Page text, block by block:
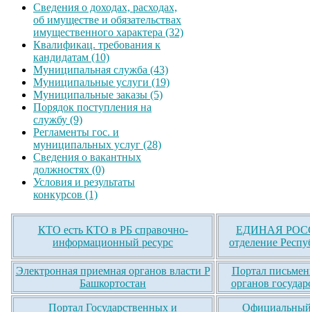
Сведения о доходах, расходах,
об имуществе и обязательствах
имущественного характера (32)
Квалификац. требования к
кандидатам (10)
Муниципальная служба (43)
Муниципальные услуги (19)
Муниципальные заказы (5)
Порядок поступления на
службу (9)
Регламенты гос. и
муниципальных услуг (28)
Сведения о вакантных
должностях (0)
Условия и результаты
конкурсов (1)
КТО есть КТО в РБ справочно-
информационный ресурс
ЕДИНАЯ
отделение
Электронная приемная органов власти Р
Башкортостан
Портал
органов
Портал Государственных и
Официальный